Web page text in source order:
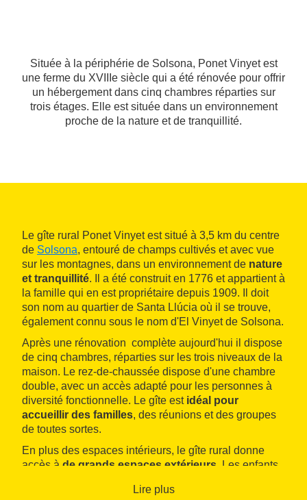
Située à la périphérie de Solsona, Ponet Vinyet est
une ferme du XVIIIe siècle qui a été rénovée pour offrir
un hébergement dans cinq chambres réparties sur
trois étages. Elle est située dans un environnement
proche de la nature et de tranquillité.
Le gîte rural Ponet Vinyet est situé à 3,5 km du centre
de Solsona, entouré de champs cultivés et avec vue
sur les montagnes, dans un environnement de nature
et tranquillité. Il a été construit en 1776 et appartient à
la famille qui en est propriétaire depuis 1909. Il doit
son nom au quartier de Santa Llúcia où il se trouve,
également connu sous le nom d'El Vinyet de Solsona.
Après une rénovation complète aujourd'hui il dispose
de cinq chambres, réparties sur les trois niveaux de la
maison. Le rez-de-chaussée dispose d'une chambre
double, avec un accès adapté pour les personnes à
diversité fonctionnelle. Le gîte est idéal pour
accueillir des familles, des réunions et des groupes
de toutes sortes.
En plus des espaces intérieurs, le gîte rural donne
accès à de grands espaces extérieurs . Les enfants
dans la piscine, avec une vue agréable sur le porche
Lire plus